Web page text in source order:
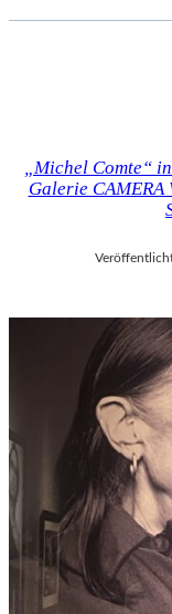
„Michel Comte“
Galerie